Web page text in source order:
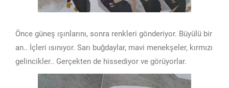
Önce güneş ışınlarını, sonra renkleri gönderiyor. Büyülü bir
an.. İçleri ısınıyor. Sarı buğdaylar, mavi menekşeler, kırmızı
gelincikler.. Gerçekten de hissediyor ve görüyorlar.